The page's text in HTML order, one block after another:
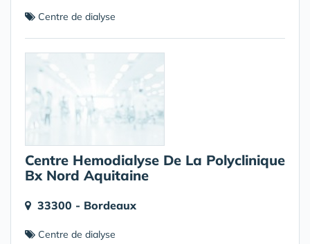
Centre de dialyse
Centre Hemodialyse De La Polyclinique
Bx Nord Aquitaine
33300 - Bordeaux
Centre de dialyse